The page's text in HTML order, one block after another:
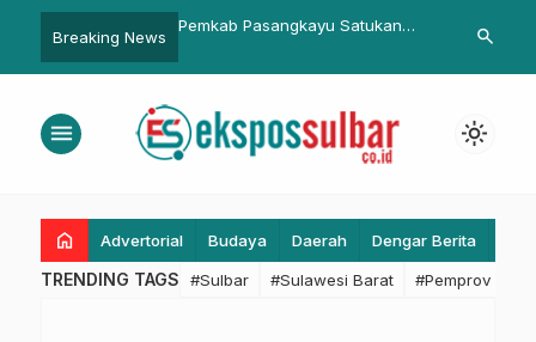
Breaking News
Ekspor Dominan
Turunannya
Pemkab Pasangkayu Satukan
dan Kearsipan
Pemprov
search
menu light_mode
home Advertorial Budaya Daerah Dengar Berita
TRENDING TAGS #Sulbar #Sulawesi Barat #Pemprov